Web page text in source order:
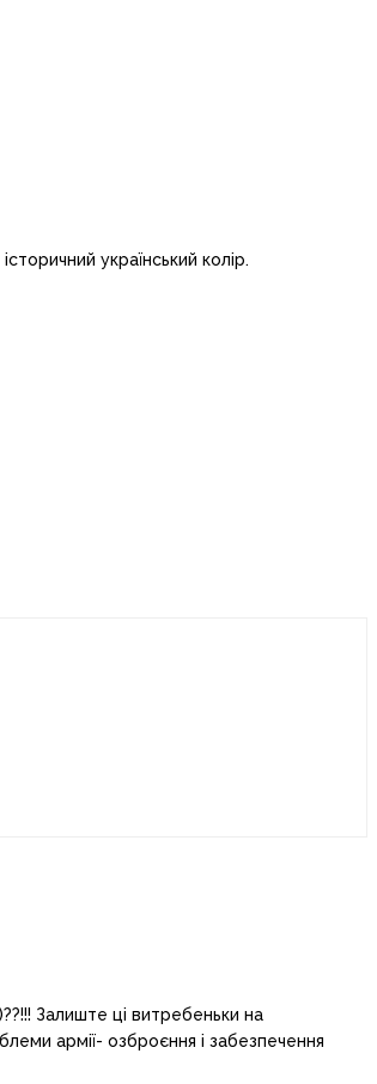
український колір.
Залиште ці витребеньки на
армії- озброєння і забезпечення